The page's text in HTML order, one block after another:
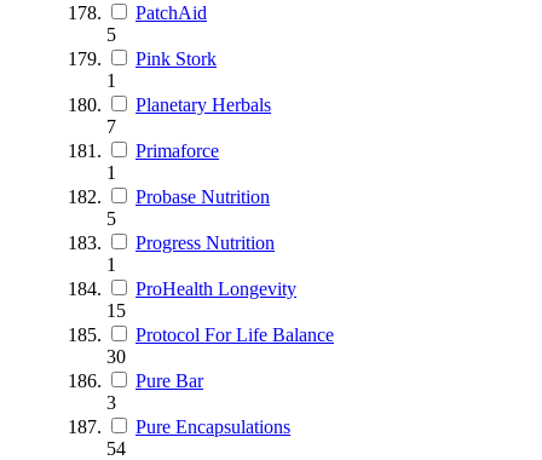
PatchAid
5
Pink Stork
1
Planetary Herbals
7
Primaforce
1
Probase Nutrition
5
Progress Nutrition
1
ProHealth Longevity
15
Protocol For Life Balance
30
Pure Bar
3
Pure Encapsulations
54